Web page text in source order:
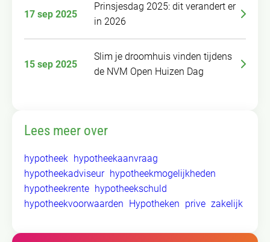
17 sep 2025
Prinsjesdag 2025: dit verandert er
in 2026
15 sep 2025
Slim je droomhuis vinden tijdens
de NVM Open Huizen Dag
Lees meer over
hypotheek hypotheekaanvraag
hypotheekadviseur hypotheekmogelijkheden
hypotheekrente hypotheekschuld
hypotheekvoorwaarden
Hypotheken prive zakelijk